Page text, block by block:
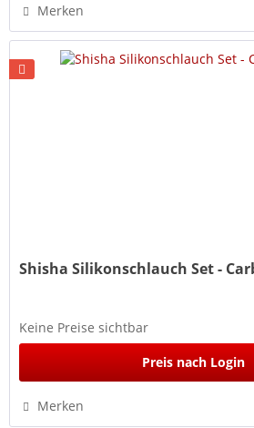
Merken
Shisha Silikonschlauch Set -
Keine Preise sichtbar
Preis nach Login
Merken